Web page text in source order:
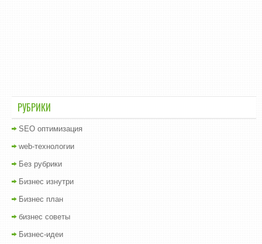
РУБРИКИ
SEO оптимизация
web-технологии
Без рубрики
Бизнес изнутри
Бизнес план
бизнес советы
Бизнес-идеи